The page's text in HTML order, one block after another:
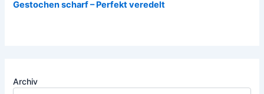
Gestochen scharf – Perfekt veredelt
Archiv